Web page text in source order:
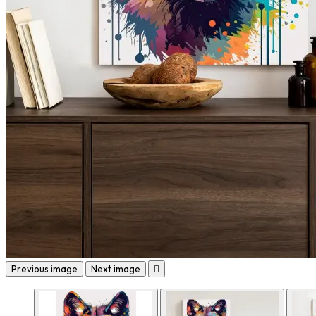
Previous image Next image 